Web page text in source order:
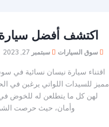
اكتشف أفضل سيارة
سوق السيارات سبتمبر 27, 2023
اقتناء سيارة نيسان نسائية في
مميز للسيدات اللواتي يرغبن في
لهن كل ما يتطلعن له للخوض في
وأمان، حيث حرصت